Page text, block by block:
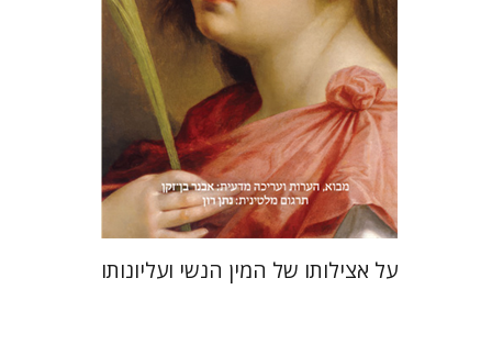
מחיר השקה
$31
$22
על אצילותו של המין הנשי ועליונותו